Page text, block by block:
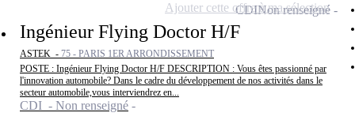
Ingénieur Flying Doctor H/F
ASTEK - 75 - PARIS 1ER ARRONDISSEMENT
POSTE : Ingénieur Flying Doctor H/F DESCRIPTION : Vous êtes passionné par
l'innovation automobile? Dans le cadre du développement de nos activités dans le
secteur automobile,vous interviendrez en...
CDI - Non renseigné
CDINon renseigné
Ajouter cette offre à ma sélection